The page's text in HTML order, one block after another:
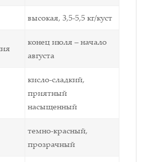
высокая, 3,5-5,5 кг/куст
конец июля – начало
августа
кисло-сладкий,
приятный
насыщенный
темно-красный,
прозрачный